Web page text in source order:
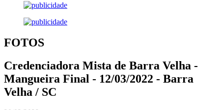
FOTOS
Credenciadora Mista de Barra Velha -
Mangueira Final - 12/03/2022 - Barra
Velha / SC